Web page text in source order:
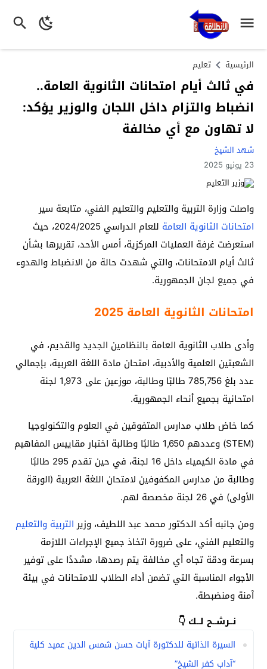
الرئيسية تعليم
في ثالث أيام امتحانات الثانوية العامة..
انضباط والتزام داخل اللجان والوزير يؤكد:
لا تهاون مع أي مخالفة
شهد الشيخ
23 يونيو 2025
واصلت وزارة التربية والتعليم والتعليم الفني، متابعة سير
امتحانات الثانوية العامة
للعام الدراسي 2024/2025، حيث
استعرضت غرفة العمليات المركزية، أمس الأحد، تقريرها بشأن
ثالث أيام الامتحانات، والتي شهدت حالة من الانضباط والهدوء
في جميع لجان الجمهورية.
امتحانات الثانوية العامة 2025
وأدى طلاب الثانوية العامة بالنظامين الجديد والقديم، في
الشعبتين العلمية والأدبية، امتحان مادة اللغة العربية، بإجمالي
عدد بلغ 785,756 طالبًا وطالبة، موزعين على 1,973 لجنة
امتحانية بجميع أنحاء الجمهورية.
كما خاض طلاب مدارس المتفوقين في العلوم والتكنولوجيا
(STEM) وعددهم 1,650 طالبًا وطالبة اختبار مقاييس المفاهيم
في مادة الكيمياء داخل 16 لجنة، في حين تقدم 295 طالبًا
وطالبة من مدارس المكفوفين لامتحان اللغة العربية (الورقة
الأولى) في 26 لجنة مخصصة لهم.
ومن جانبه أكد الدكتور محمد عبد اللطيف، وزيرالتربية والتعليم
والتعليم الفني، على ضرورة اتخاذ جميع الإجراءات اللازمة
بسرعة ودقة تجاه أي مخالفة يتم رصدها، مشددًا على توفير
الأجواء المناسبة التي تضمن أداء الطلاب للامتحانات في بيئة
آمنة ومنضبطة.
نــرشــح لــك 👇
السيرة الذاتية للدكتورة آيات حسن شمس الدين عميد كلية
“آداب كفر الشيخ”